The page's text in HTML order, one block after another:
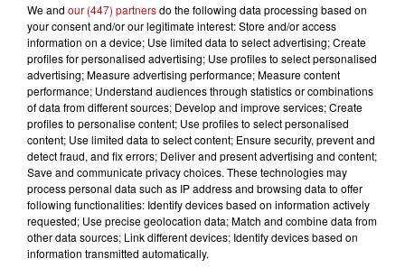
Date
du3 juin 2023 à 10h00
au3 juin 2023 à 18h00
Tarif Gratuit
La Fédération de Pêche du Haut-
Rhin
We and our (447) partnersdo the following data processing based on
your consent and/or our legitimate interest: Store and/or access
information on a device; Use limited data to select advertising; Create
profiles for personalised advertising; Use profiles to select personalised
advertising; Measure advertising performance; Measure content
performance; Understand audiences through statistics or combinations
of data from different sources; Develop and improve services; Create
profiles to personalise content; Use profiles to select personalised
content; Use limited data to select content; Ensure security, prevent and
detect fraud, and fix errors; Deliver and present advertising and content;
Save and communicate privacy choices. These technologies may
process personal data such as IP address and browsing data to offer
following functionalities: Identify devices based on information actively
requested; Use precise geolocation data; Match and combine data from
other data sources; Link different devices; Identify devices based on
information transmitted automatically.